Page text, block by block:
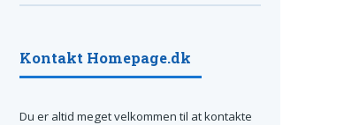
Kontakt Homepage.dk
Du er altid meget velkommen til at kontakte